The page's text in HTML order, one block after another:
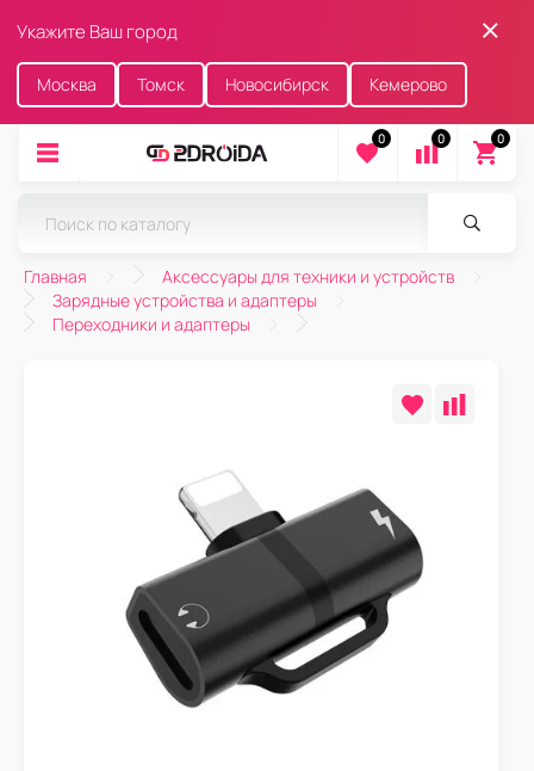
Укажите Ваш город
Москва Томск Новосибирск Кемерово
0 0 0
Главная
Аксессуары для техники и устройств
Зарядные устройства и адаптеры
Переходники и адаптеры